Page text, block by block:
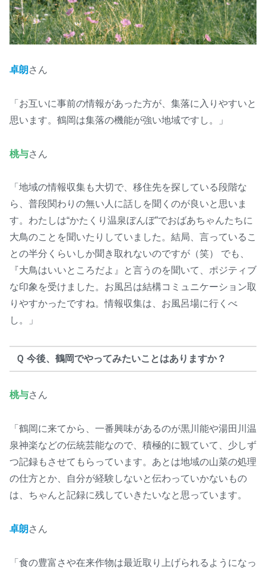
卓朗 さん
「お互いに事前の情報があった方が、集落に入りやすいと
思います。鶴岡は集落の機能が強い地域ですし。」
桃与さん
「地域の情報収集も大切で、移住先を探している段階な
ら、普段関わりの無い人に話しを聞くのが良いと思いま
す。わたしは“かたくり温泉ぼんぼ”でおばあちゃんたちに
大鳥のことを聞いたりしていました。結局、言っているこ
との半分くらいしか聞き取れないのですが（笑） でも、
『大鳥はいいところだよ』と言うのを聞いて、ポジティブ
な印象を受けました。お風呂は結構コミュニケーション取
りやすかったですね。情報収集は、お風呂場に行くべ
し。」
Ｑ 今後、鶴岡でやってみたいことはありますか？
桃与さん
「鶴岡に来てから、一番興味があるのが黒川能や湯田川温
泉神楽などの伝統芸能なので、積極的に観ていて、少しず
つ記録もさせてもらっています。あとは地域の山菜の処理
の仕方とか、自分が経験しないと伝わっていかないもの
は、ちゃんと記録に残していきたいなと思っています。
卓朗 さん
「食の豊富さや在来作物は最近取り上げられるようになっ